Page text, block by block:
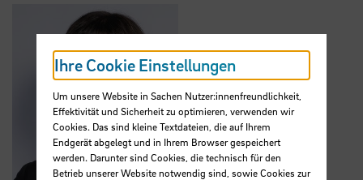
Ihre Cookie Einstellungen
Um unsere Website in Sachen Nutzer:innenfreundlichkeit,
Effektivität und Sicherheit zu optimieren, verwenden wir
Cookies. Das sind kleine Textdateien, die auf Ihrem
Endgerät abgelegt und in Ihrem Browser gespeichert
werden. Darunter sind Cookies, die technisch für den
Betrieb unserer Website notwendig sind, sowie Cookies zur